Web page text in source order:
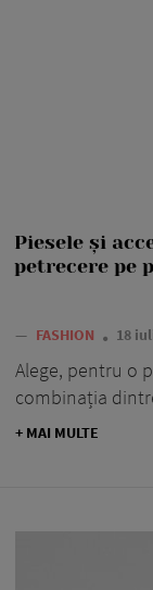
Piesele și
petrecere pe
— FASHION 18
Alege, pentru o
combinația
+ MAI MULTE